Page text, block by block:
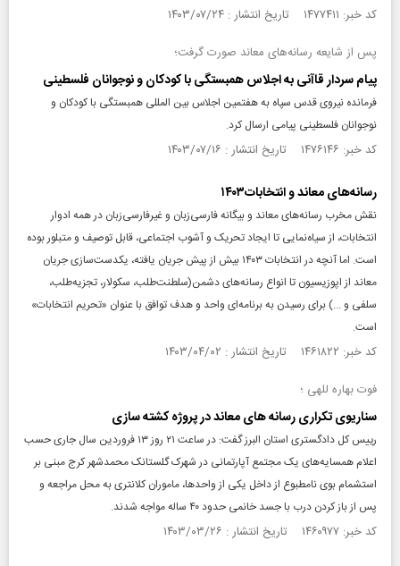
کد خبر: ۱۴۷۷۴۱۱ تاریخ انتشار : ۱۴۰۳/۰۷/۲۴
پس از شایعه رسانه‌های معاند صورت گرفت؛
پیام سردار قاآنی به اجلاس همبستگی با کودکان و نوجوانان فلسطینی
فرمانده نیروی قدس سپاه به هفتمین اجلاس بین المللی همبستگی با کودکان و
نوجوانان فلسطینی پیامی ارسال کرد.
کد خبر: ۱۴۷۶۱۴۶ تاریخ انتشار : ۱۴۰۳/۰۷/۱۶
رسانه‌های معاند و انتخابات۱۴۰۳
نقش مخرب رسانه‌های معاند و بیگانه فارسی‌زبان و غیرفارسی‌زبان در همه ادوار
انتخابات، از سیاه‌نمایی تا ایجاد تحریک و آشوب اجتماعی، قابل توصیف و متبلور بوده
است. اما آنچه در انتخابات ۱۴۰۳ بیش از پیش جریان یافته، یکدست‌سازی جریان
معاند از اپوزیسیون تا انواع رسانه‌های دشمن(سلطنت‌طلب، سکولار، تجزیه‌طلب،
سلفی و ...) برای رسیدن به برنامه‌ای واحد و هدف توافق با عنوان «تحریم انتخابات»
است.‌
کد خبر: ۱۴۶۱۸۲۲ تاریخ انتشار : ۱۴۰۳/۰۴/۰۲
فوت بهاره للهی ؛
سناریوی تکراری رسانه های معاند در پروژه کشته سازی
رییس کل دادگستری استان البرز گفت: در ساعت ۲۱ روز ۱۳ فروردین سال جاری حسب
اعلام همسایه‌های یک مجتمع آپارتمانی در شهرک گلستانک محمدشهر کرج مبنی بر
استشمام بوی نامطبوع از داخل یکی از واحدها، ماموران کلانتری به محل مراجعه و
پس از باز کردن درب با جسد خانمی حدود ۴۰ ساله مواجه شدند.
کد خبر: ۱۴۶۰۹۷۷ تاریخ انتشار : ۱۴۰۳/۰۳/۲۶